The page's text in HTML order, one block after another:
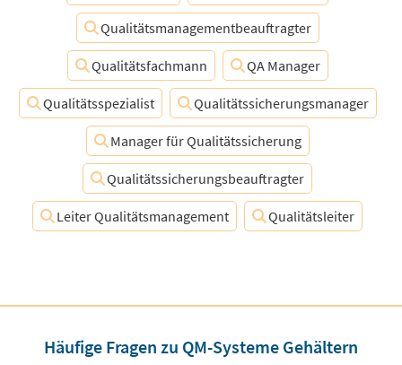
Qualitätsmanagementbeauftragter
Qualitätsfachmann QA Manager
Qualitätsspezialist Qualitätssicherungsmanager
Manager für Qualitätssicherung
Qualitätssicherungsbeauftragter
Leiter Qualitätsmanagement Qualitätsleiter
Häufige Fragen zu QM-Systeme Gehältern